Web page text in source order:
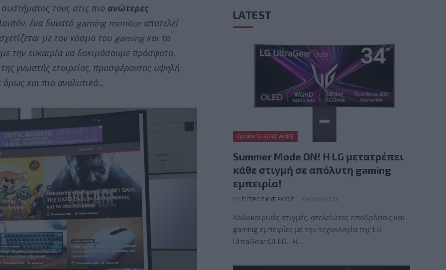
τους στις πιο ανώτερες
ένα δυνατό gaming monitor αποτελεί
με τον κόσμο του gaming και το
την ευκαιρία να δοκιμάσουμε πρόσφατα,
γνωστής εταιρείας, προσφέροντας υψηλή
και πιο αναλυτικά…
LATEST
GAMING HARDWARE
Summer Mode ON! Η LG μετατρέπει
κάθε στιγμή σε απόλυτη gaming
εμπειρία!
BY ΠΈΤΡΟΣ ΚΥΠΡΑΊΟΣ 06/08/2026
Καλοκαιρινές στιγμές, ατελείωτες αποδράσεις και
gaming εμπειρίες με την τεχνολογία της LG
UltraGear OLED. Η…